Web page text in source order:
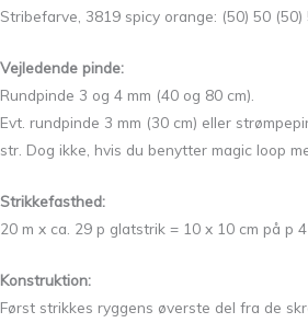
Stribefarve, 3819 spicy orange: (50) 50
Vejledende pinde:
Rundpinde 3 og 4 mm (40 og 80 cm).
Evt. rundpinde 3 mm (30 cm) eller
str. Dog ikke, hvis du benytter magic loop
Strikkefasthed:
20 m x ca. 29 p glatstrik = 10 x 10 cm på p 4
Konstruktion:
Først strikkes ryggens øverste del fra de